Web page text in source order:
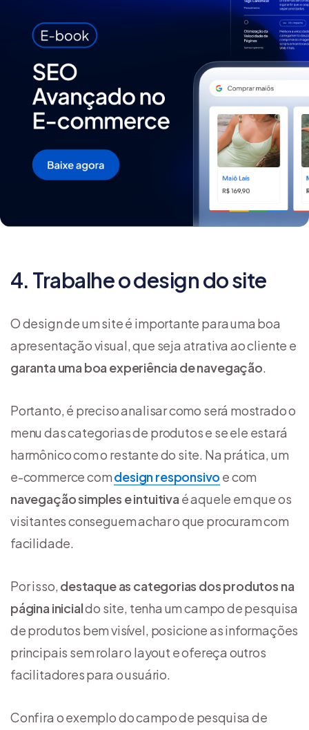
4. Trabalhe o design do site
O design de um site é importante para uma boa
apresentação visual, que seja atrativa ao cliente e
garanta uma boa experiência de navegação
Portanto, é preciso analisar como será mostrado o
menu das categorias de produtos e se ele estará
harmônico com o restante do site. Na prática, um
e-commerce comdesign responsivo e com
navegação simples e intuitiva é aquele em que os
visitantes conseguem achar o que procuram com
facilidade.
Por isso, destaque as categorias dos produtos na
página inicialdo site, tenha um campo de pesquisa
de produtos bem visível, posicione as informações
principais sem rolar o layout e ofereça outros
facilitadores para o usuário.
Confira o exemplo do campo de pesquisa de